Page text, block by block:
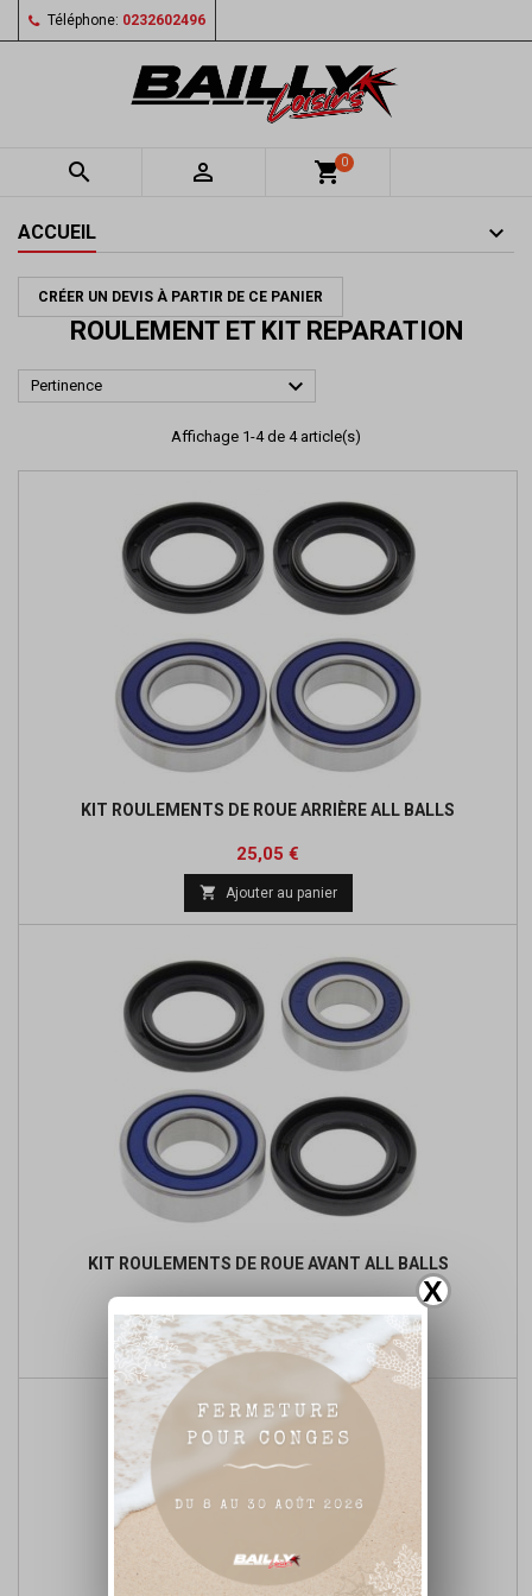
X
Téléphone: 0232602496
  shopping_cart0
ACCUEIL
CRÉER UN DEVIS À PARTIR DE CE PANIER
ROULEMENT ET KIT REPARATION
Pertinence 
Affichage 1-4 de 4 article(s)
KIT ROULEMENTS DE ROUE ARRIÈRE ALL BALLS
Prix
25,05 €
base
 Ajouter au panier
KIT ROULEMENTS DE ROUE AVANT ALL BALLS
de
base
 Ajouter au panier